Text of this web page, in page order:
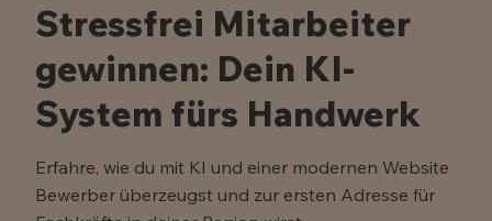
Stressfrei Mitarbeiter
gewinnen: Dein KI-
System fürs Handwerk
Erfahre, wie du mit KI und einer modernen Website
Bewerber überzeugst und zur ersten Adresse für